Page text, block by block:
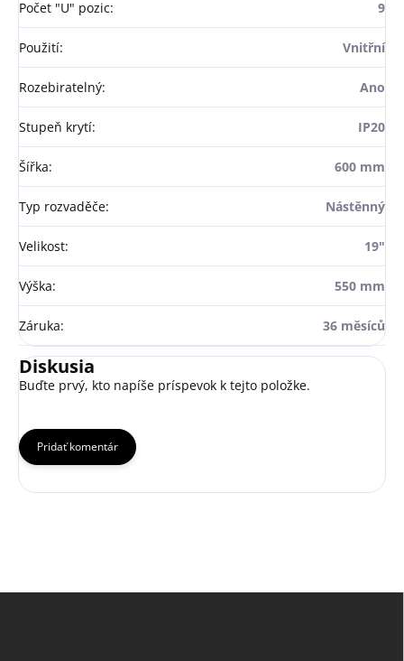
Počet "U" pozic: 9
Použití: Vnitřní
Rozebiratelný: Ano
Stupeň krytí: IP20
Šířka: 600 mm
Typ rozvaděče: Nástěnný
Velikost: 19"
Výška: 550 mm
Záruka: 36 měsíců
Diskusia
Buďte prvý, kto napíše príspevok k tejto položke.
Pridať komentár